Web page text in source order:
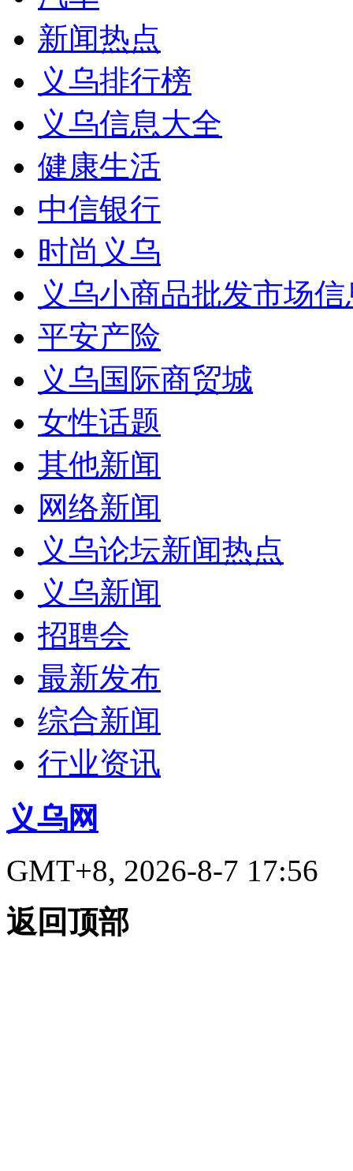
新闻热点
义乌排行榜
义乌信息大全
健康生活
中信银行
时尚义乌
义乌小商品批发市场
平安产险
义乌国际商贸城
女性话题
其他新闻
网络新闻
义乌论坛新闻热点
义乌新闻
招聘会
最新发布
综合新闻
行业资讯
义乌网
GMT+8, 2026-8-7 17:56
返回顶部